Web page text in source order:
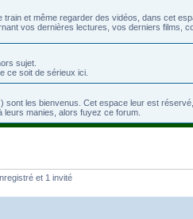
train et même regarder des vidéos, dans cet
vos dernières lectures, vos derniers films,
sujet.
ce soit de sérieux ici.
les bienvenus. Cet espace leur est
leurs manies, alors fuyez ce forum.
et 1 invité